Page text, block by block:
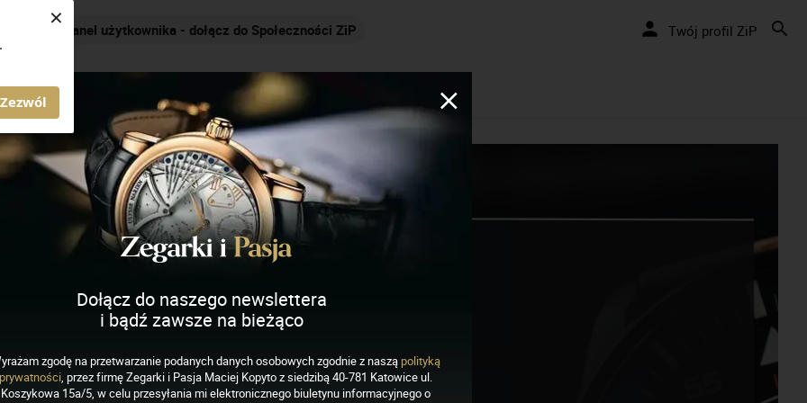
Zezwól
×Panel użytkownika - dołącz do Społeczności ZiP Twój profil ZiP
ZEGARKI I PASJA
sekundnika
opatentowany przez A.Lange & Sohne w
sposób upraszcza synchronizację zegarka
sygnałem czasu. W chwili gdy główka naciągowa
w celu ustawiania czasu, mechanizm chodu
Dołącz do naszego newslettera
i bądź zawsze na bieżąco
zgodę na przetwarzanie podanych danych osobowych zgodnie z naszą polityką
prywatności, przez firmę Zegarki i Pasja Maciej Kopyto z siedzibą 40-781 Katowice ul.
Koszykowa 15a/5, w celu przesyłania mi elektronicznego biuletynu informacyjnego o